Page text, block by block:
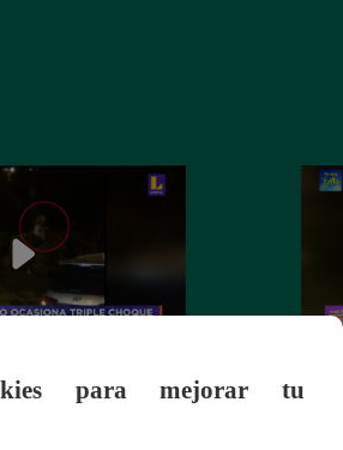
triple choque enpara mejorar tu